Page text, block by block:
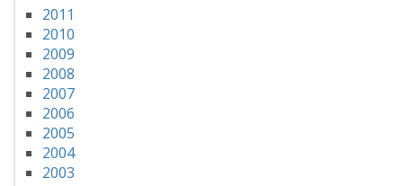
2011
2010
2009
2008
2007
2006
2005
2004
2003